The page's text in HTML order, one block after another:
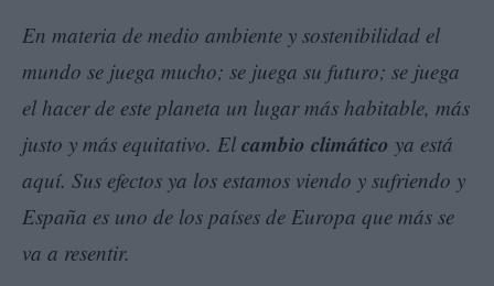
En materia de medio ambiente y sostenibilidad el
mundo se juega mucho; se juega su futuro; se juega
el hacer de este planeta un lugar más habitable, más
justo y más equitativo. El cambio climático ya está
aquí. Sus efectos ya los estamos viendo y sufriendo y
España es uno de los países de Europa que más se
va a resentir.